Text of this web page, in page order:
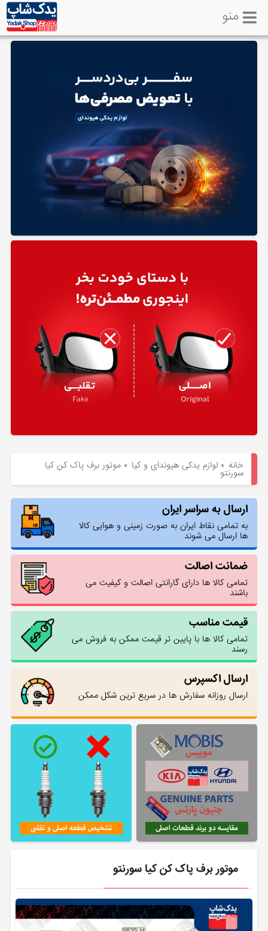
لوازم
منو
خانه »لوازم یدکی هیوندای و کیا »موتور برف پاک کن کیا
سورنتو
ارسال به سراسر ایران
به تمامی نقاط ایران به صورت زمینی و هوایی کالا
ها ارسال می شوند
ضمانت اصالت
تمامی کالا ها دارای گارانتی اصالت و کیفیت می
باشند
قیمت مناسب
تمامی کالا ها با پایین تر قیمت ممکن به فروش می
رسند
ارسال اکسپرس
ارسال روزانه سفارش ها در سریع ترین شکل ممکن
موتور برف پاک کن کیا سورنتو